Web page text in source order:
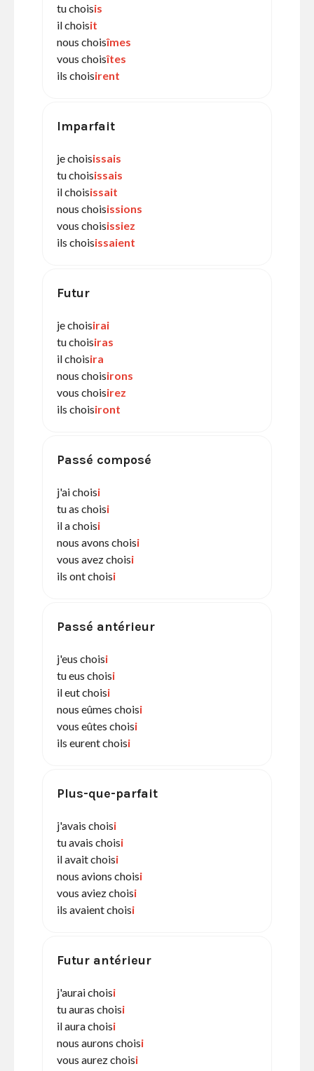
tu choisis
il choisit
nous choisîmes
vous choisîtes
ils choisirent
Imparfait
je choisissais
tu choisissais
il choisissait
nous choisissions
vous choisissiez
ils choisissaient
Futur
je choisirai
tu choisiras
il choisira
nous choisirons
vous choisirez
ils choisiront
Passé composé
j'ai choisi
tu as choisi
il a choisi
nous avons choisi
vous avez choisi
ils ont choisi
Passé antérieur
j'eus choisi
tu eus choisi
il eut choisi
nous eûmes choisi
vous eûtes choisi
ils eurent choisi
Plus-que-parfait
j'avais choisi
tu avais choisi
il avait choisi
nous avions choisi
vous aviez choisi
ils avaient choisi
Futur antérieur
j'aurai choisi
tu auras choisi
il aura choisi
nous aurons choisi
vous aurez choisi